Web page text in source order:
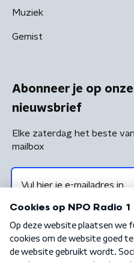
Muziek
Gemist
Abonneer je op
nieuwsbrief
Elke zaterdag het beste
mailbox
Algemene voorwaarden